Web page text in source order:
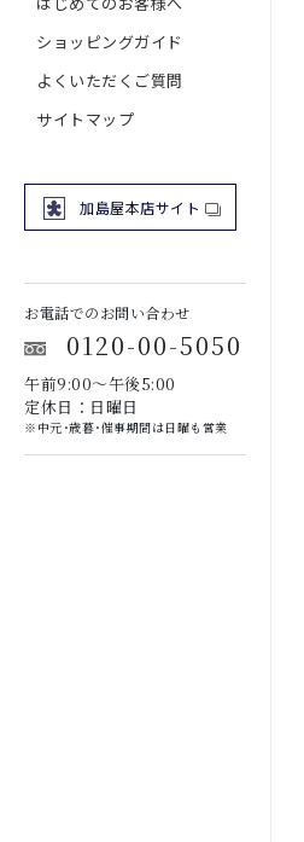
ショッピングガイド
よくいただくご質問
サイトマップ
加島屋本店サイト
お電話でのお問い合わせ
0120-00-5050
午前9:00～午後5:00
定休日：日曜日
※中元･歳暮･催事期間は日曜も営業